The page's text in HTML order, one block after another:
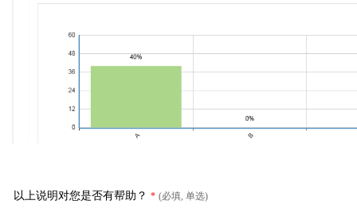
以上说明对您是否有帮助？ * (必填, 单选)